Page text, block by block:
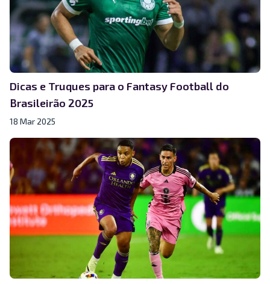
Dicas e Truques para o Fantasy Football do
Brasileirão 2025
18 Mar 2025